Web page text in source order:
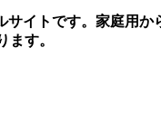
サイトです。家庭用か
す。